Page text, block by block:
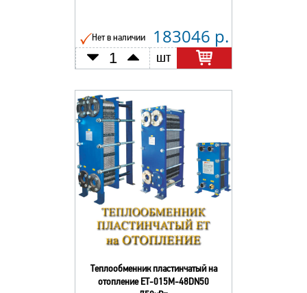
Нет в наличии 183046 р.
шт
Теплообменник пластинчатый на
отопление ЕТ-015М-48DN50